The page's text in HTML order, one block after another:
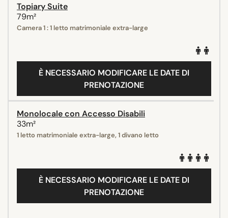
Topiary Suite
79m²
Camera 1 : 1 letto matrimoniale extra-large
È NECESSARIO MODIFICARE LE DATE DI
PRENOTAZIONE
Monolocale con Accesso Disabili
33m²
1 letto matrimoniale extra-large, 1 divano letto
È NECESSARIO MODIFICARE LE DATE DI
PRENOTAZIONE